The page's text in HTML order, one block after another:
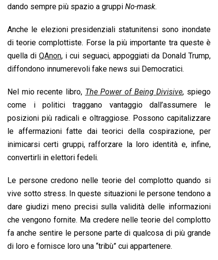
dando sempre più spazio a gruppi No-mask.
Anche le elezioni presidenziali statunitensi sono inondate
di teorie complottiste. Forse la più importante tra queste è
quella diQAnon, i cui seguaci, appoggiati da Donald Trump,
diffondono innumerevoli fake news sui Democratici.
Nel mio recente libro, The Power of Being Divisive, spiego
come i politici traggano vantaggio dall’assumere le
posizioni più radicali e oltraggiose. Possono capitalizzare
le affermazioni fatte dai teorici della cospirazione, per
inimicarsi certi gruppi, rafforzare la loro identità e, infine,
convertirli in elettori fedeli.
Le persone credono nelle teorie del complotto quando si
vive sotto stress. In queste situazioni le persone tendono a
dare giudizi meno precisi sulla validità delle informazioni
che vengono fornite. Ma credere nelle teorie del complotto
fa anche sentire le persone parte di qualcosa di più grande
di loro e fornisce loro una “tribù” cui appartenere.